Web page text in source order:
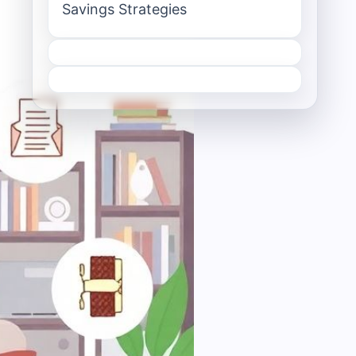
Savings Strategies